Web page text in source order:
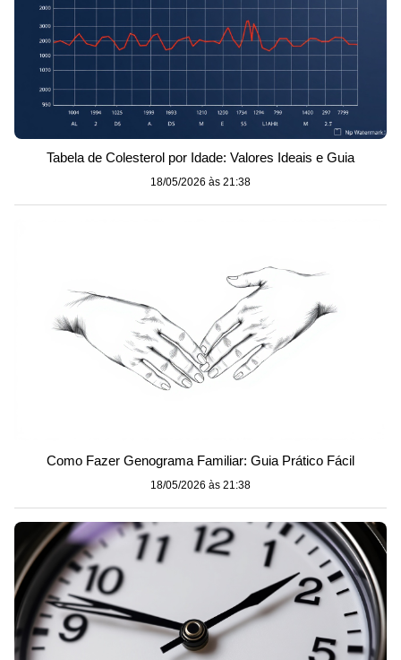
Tabela de Colesterol por Idade: Valores Ideais e Guia
18/05/2026 às 21:38
Como Fazer Genograma Familiar: Guia Prático Fácil
18/05/2026 às 21:38